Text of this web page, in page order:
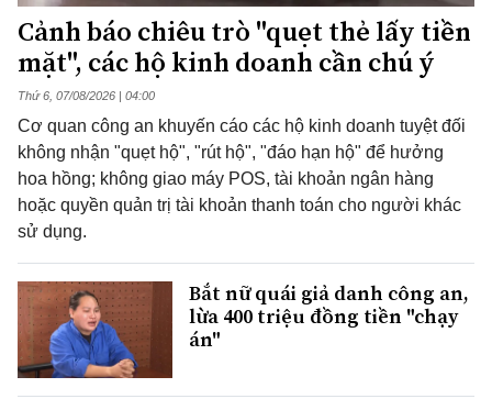
Cảnh báo chiêu trò "quẹt thẻ lấy tiền
mặt", các hộ kinh doanh cần chú ý
Thứ 6, 07/08/2026 | 04:00
Cơ quan công an khuyến cáo các hộ kinh doanh tuyệt đối
không nhận "quẹt hộ", "rút hộ", "đáo hạn hộ" để hưởng
hoa hồng; không giao máy POS, tài khoản ngân hàng
hoặc quyền quản trị tài khoản thanh toán cho người khác
sử dụng.
Bắt nữ quái giả danh công an,
lừa 400 triệu đồng tiền "chạy
án"